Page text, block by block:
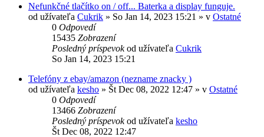
Nefunkčné tlačítko on / off... Baterka a display funguje.
od užívateľa Cukrik » So Jan 14, 2023 15:21 » v Ostatné
0 Odpovedí
15435 Zobrazení
Posledný príspevokod užívateľa Cukrik
So Jan 14, 2023 15:21
Telefóny z ebay/amazon (nezname znacky )
od užívateľa kesho » Št Dec 08, 2022 12:47 » v Ostatné
0 Odpovedí
13466 Zobrazení
Posledný príspevokod užívateľa kesho
Št Dec 08, 2022 12:47